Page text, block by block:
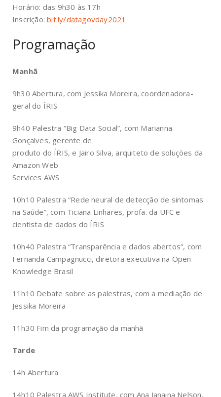
Horário: das 9h30 às 17h
Inscrição:bit.ly/datagovday2021
Programação
Manhã
9h30 Abertura, com Jessika Moreira, coordenadora-
geral do ÍRIS
9h40 Palestra “Big Data Social”, com Marianna
Gonçalves, gerente de
produto do ÍRIS, e Jairo Silva, arquiteto de soluções da
Amazon Web
Services AWS
10h10 Palestra “Rede neural de detecção de sintomas
na Saúde”, com Ticiana Linhares, profa. da UFC e
cientista de dados do ÍRIS
10h40 Palestra “Transparência e dados abertos”, com
Fernanda Campagnucci, diretora executiva na Open
Knowledge Brasil
11h10 Debate sobre as palestras, com a mediação de
Jessika Moreira
11h30 Fim da programação da manhã
Tarde
14h Abertura
14h10 Palestra AWS Institute, com Ana Janaina Nelson,